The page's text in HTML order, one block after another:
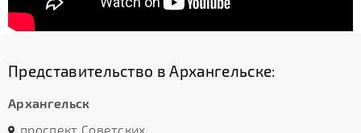
Представительство в Архангельске:
Архангельск
проспект Советских